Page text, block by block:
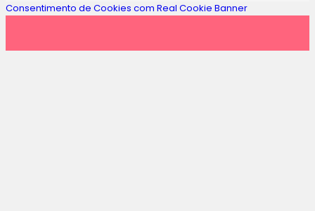
Consentimento de Cookies com Real Cookie Banner